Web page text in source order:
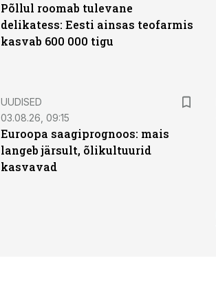
Põllul roomab tulevane
delikatess: Eesti ainsas teofarmis
kasvab 600 000 tigu
UUDISED
03.08.26, 09:15
Euroopa saagiprognoos: mais
langeb järsult, õlikultuurid
kasvavad